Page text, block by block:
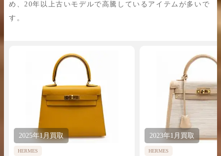
め、20年以上古いモデルで高騰しているアイテムが多いで
す。
2025年1月買取
HERMES
2023年1月 買取
HERMES